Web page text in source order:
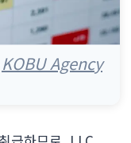
KOBU Agency